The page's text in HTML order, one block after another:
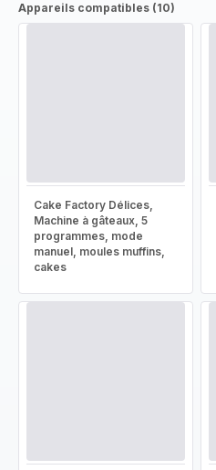
Appareils compatibles (10)
Cake Factory Délices,
Machine à gâteaux, 5
programmes, mode
manuel, moules muffins,
cakes